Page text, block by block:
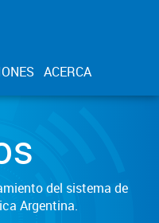
ACERCA
del sistema de
Argentina.